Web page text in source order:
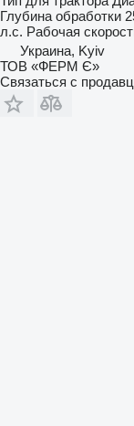
Глубина обработки
л.с. Рабочая
Украина, Kyiv
ТОВ «ФЕРМ Є»
Связаться с